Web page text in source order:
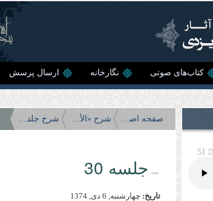
کتاب‌های صوتی نگارخانه ارسال پرسش
صفحه اصلی شرح «الأسفار الأربعه» شرح جلد دوم الأسفار الأربعه
جلسه 30
تاریخ: چهارشنبه, 6 دى, 1374